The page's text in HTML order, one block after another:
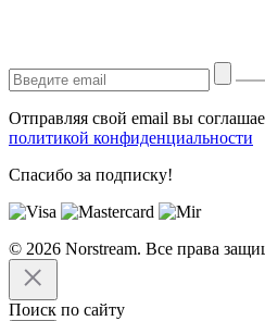
Отправляя свой email вы
политикой конфиденциальности
Спасибо за подписку!
© 2026 Norstream. Все права
Поиск по сайту